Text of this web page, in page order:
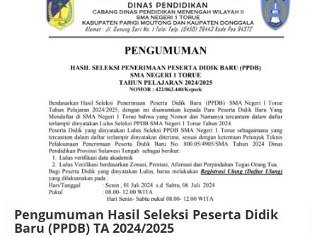
Pengumuman Hasil Seleksi Peserta Didik
Baru (PPDB) TA 2024/2025